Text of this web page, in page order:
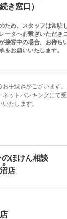
き窓口）
ため、スタッフは常駐
ータへお繋ぎいただき
接客中の場合、お待ち
をお願いいたします。
手続きがございます。
ネットバンキングにて
たします。
ほけん相談
店
店